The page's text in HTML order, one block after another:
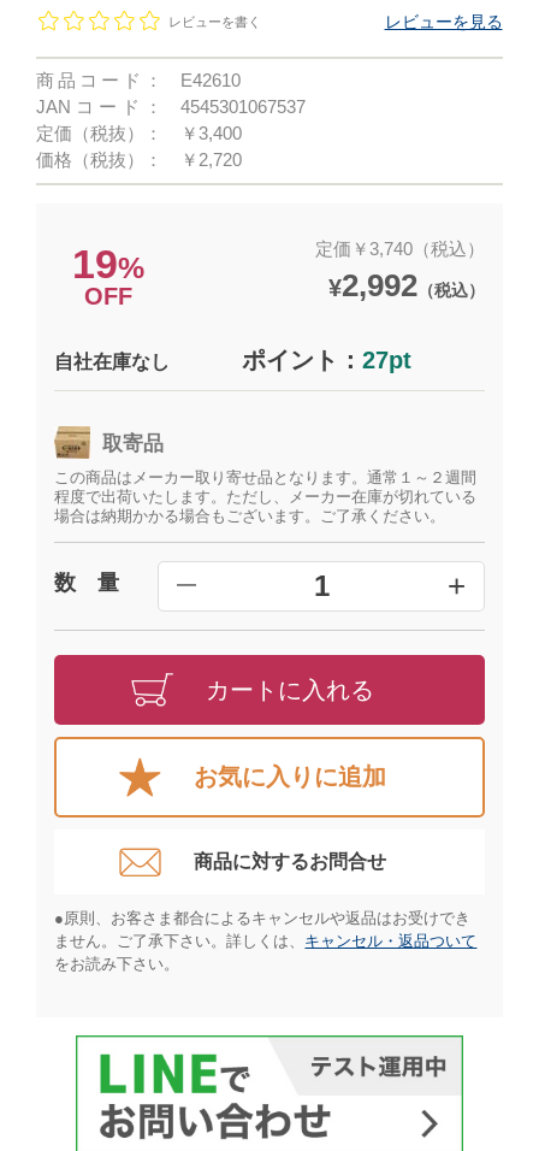
レビューを書く レビューを見る
商品コード：
E42610
JANコード：
4545301067537
定価（税抜）：
￥3,400
価格（税抜）：
￥2,720
19%
OFF
定価￥3,740（税込）
¥2,992（税込）
自社在庫なし ポイント：27pt
取寄品
この商品はメーカー取り寄せ品となります。通常１～２週間
程度で出荷いたします。ただし、メーカー在庫が切れている
場合は納期かかる場合もございます。ご了承ください。
数 量 ━ 1 +
カートに入れる
お気に入りに追加
商品に対するお問合せ​
●原則、お客さま都合によるキャンセルや返品はお受けでき
ません。ご了承下さい。詳しくは、 キャンセル・返品ついて
をお読み下さい。​